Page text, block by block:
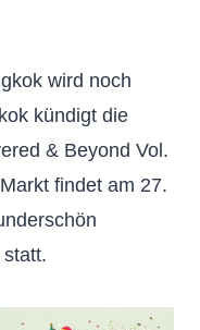
wird noch
kündigt die
& Beyond Vol.
findet am 27.